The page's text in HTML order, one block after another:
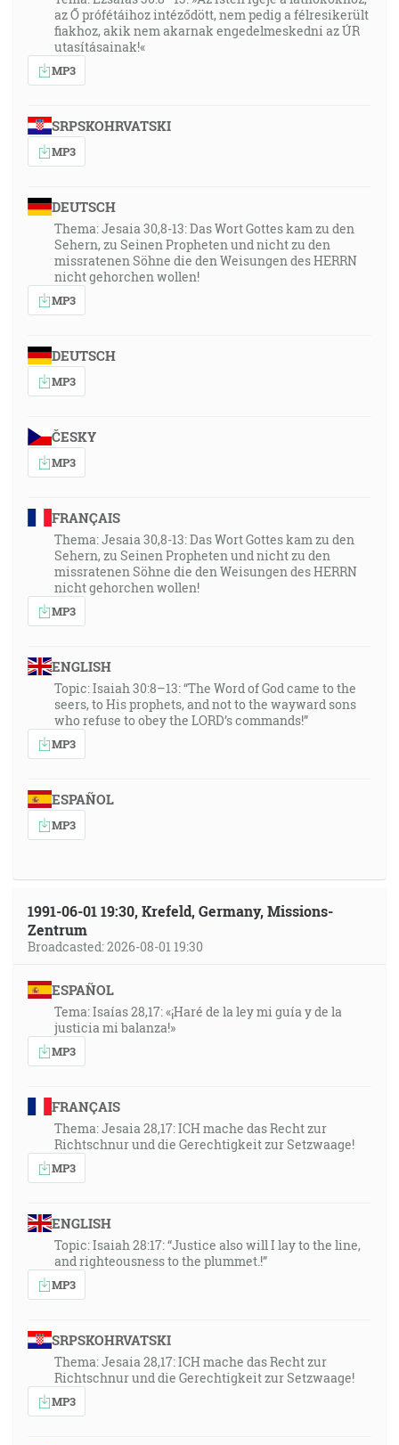
az Ő prófétáihoz intéződött, nem pedig a félresikerült
fiakhoz, akik nem akarnak engedelmeskedni az ÚR
utasításainak!«
MP3
SRPSKOHRVATSKI
MP3
DEUTSCH
Thema: Jesaia 30,8-13: Das Wort Gottes kam zu den
Sehern, zu Seinen Propheten und nicht zu den
missratenen Söhne die den Weisungen des HERRN
nicht gehorchen wollen!
MP3
DEUTSCH
MP3
ČESKY
MP3
FRANÇAIS
Thema: Jesaia 30,8-13: Das Wort Gottes kam zu den
Sehern, zu Seinen Propheten und nicht zu den
missratenen Söhne die den Weisungen des HERRN
nicht gehorchen wollen!
MP3
ENGLISH
Topic: Isaiah 30:8–13: “The Word of God came to the
seers, to His prophets, and not to the wayward sons
who refuse to obey the LORD’s commands!”
MP3
ESPAÑOL
MP3
1991-06-01 19:30, Krefeld, Germany, Missions-
Zentrum
Broadcasted: 2026-08-01 19:30
ESPAÑOL
Tema: Isaías 28,17: «¡Haré de la ley mi guía y de la
justicia mi balanza!»
MP3
FRANÇAIS
Thema: Jesaia 28,17: ICH mache das Recht zur
Richtschnur und die Gerechtigkeit zur Setzwaage!
MP3
ENGLISH
Topic: Isaiah 28:17: “Justice also will I lay to the line,
and righteousness to the plummet.!”
MP3
SRPSKOHRVATSKI
Thema: Jesaia 28,17: ICH mache das Recht zur
Richtschnur und die Gerechtigkeit zur Setzwaage!
MP3